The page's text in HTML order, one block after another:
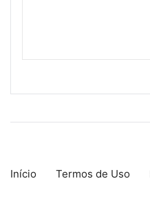
Início Termos de Uso